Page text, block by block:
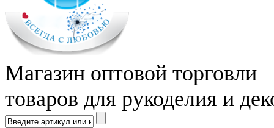
Магазин оптовой торговли
товаров для рукоделия и